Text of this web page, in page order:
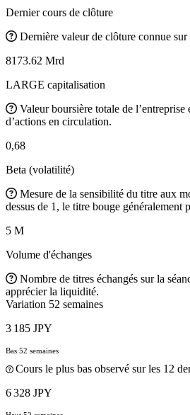
Dernier cours de clôture
Dernière valeur de clôture connue
8173.62 Mrd
LARGE capitalisation
Valeur boursière totale de
d’actions en circulation.
0,68
Beta (volatilité)
Mesure de la sensibilité du titre aux
dessus de 1, le titre bouge généralement
5 M
Volume d'échanges
Nombre de titres échangés sur la
apprécier la liquidité.
Variation 52 semaines
3 185 JPY
Bas 52 semaines
Cours le plus bas observé sur les 12
6 328 JPY